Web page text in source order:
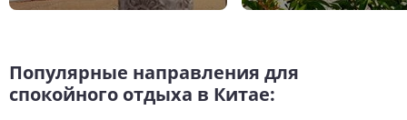
Популярные направления для
спокойного отдыха в Китае: